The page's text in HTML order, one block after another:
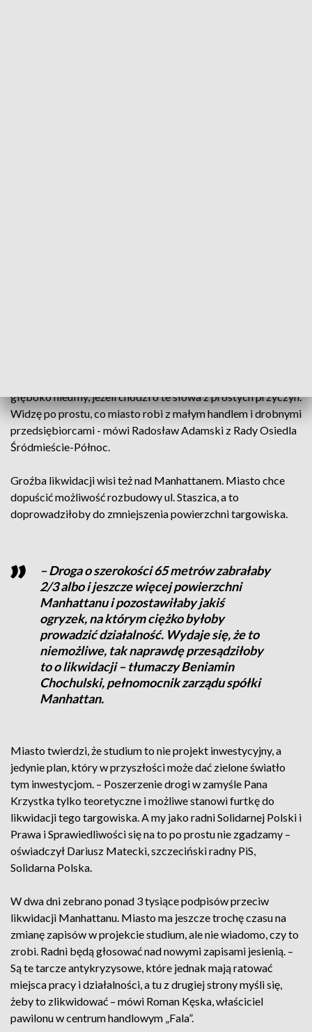
głęboko nieufny, jeżeli chodzi o te słowa z prostych przyczyn.
Widzę po prostu, co miasto robi z małym handlem i drobnymi
przedsiębiorcami - mówi Radosław Adamski z Rady Osiedla
Śródmieście-Północ.
Groźba likwidacji wisi też nad Manhattanem. Miasto chce
dopuścić możliwość rozbudowy ul. Staszica, a to
doprowadziłoby do zmniejszenia powierzchni targowiska.
– Droga o szerokości 65 metrów zabrałaby
2/3 albo i jeszcze więcej powierzchni
Manhattanu i pozostawiłaby jakiś
ogryzek, na którym ciężko byłoby
prowadzić działalność. Wydaje się, że to
niemożliwe, tak naprawdę przesądziłoby
to o likwidacji – tłumaczy Beniamin
Chochulski, pełnomocnik zarządu spółki
Manhattan.
Miasto twierdzi, że studium to nie projekt inwestycyjny, a
jedynie plan, który w przyszłości może dać zielone światło
tym inwestycjom. – Poszerzenie drogi w zamyśle Pana
Krzystka tylko teoretyczne i możliwe stanowi furtkę do
likwidacji tego targowiska. A my jako radni Solidarnej Polski i
Prawa i Sprawiedliwości się na to po prostu nie zgadzamy –
oświadczył Dariusz Matecki, szczeciński radny PiS,
Solidarna Polska.
W dwa dni zebrano ponad 3 tysiące podpisów przeciw
likwidacji Manhattanu. Miasto ma jeszcze trochę czasu na
zmianę zapisów w projekcie studium, ale nie wiadomo, czy to
zrobi. Radni będą głosować nad nowymi zapisami jesienią. –
Są te tarcze antykryzysowe, które jednak mają ratować
miejsca pracy i działalności, a tu z drugiej strony myśli się,
żeby to zlikwidować – mówi Roman Kęska, właściciel
pawilonu w centrum handlowym „Fala”.